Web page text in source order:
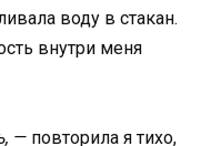
воду в стакан.
внутри меня
— повторила я тихо,